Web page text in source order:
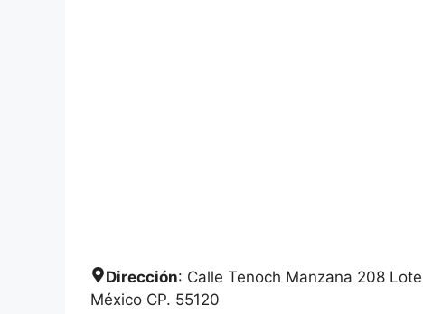
Dirección: Calle Tenoch Manzana 208
México CP. 55120